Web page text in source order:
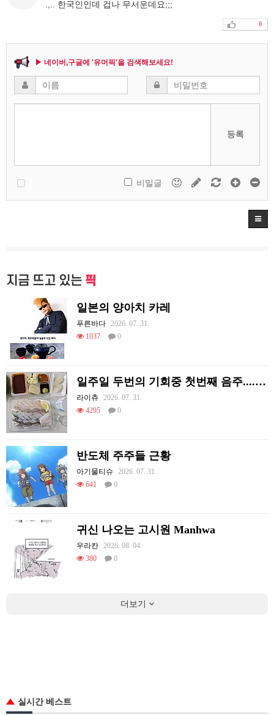
.,.. 한국인인데 겁나 무서운데요;;;
0
▶ 네이버,구글에 '유머픽'을 검색해보세요!
등록
비밀글
지금 뜨고 있는 픽
일본의 양아치 카레
푸른바다 2026. 07. 31.
1037
0
일주일 두번의 기회중 첫번째 음주....오늘도 혼술이네요
라이츄
2026. 07. 31.
4295
0
반도체 주주들 근황
아기물티슈
2026. 07. 31.
641
0
귀신 나오는 고시원 Manhwa
우라칸 2026. 08. 04.
380
0
더보기
실시간 베스트